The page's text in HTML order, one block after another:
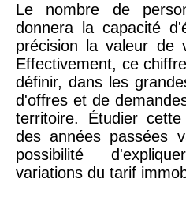
Le nombre de
donnera la capacité
précision la valeur de
Effectivement, ce
définir, dans les
d'offres et de
territoire. Étudier
des années passées
possibilité
variations du tarif